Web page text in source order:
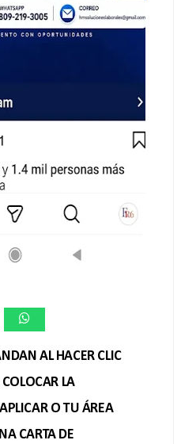
AL HACER CLIC
LA
O TU ÁREA
CARTA DE